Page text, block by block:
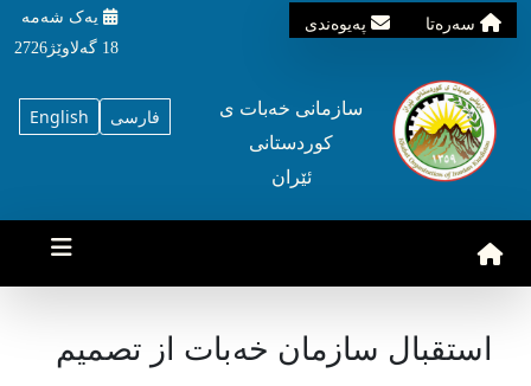
سه‌ره‌تا په‌یوه‌ندی
یه‌ک شه‌مه‌
18 گه‌لاوێژ2726
English فارسی
سازمانی خه‌بات ی
کوردستانی
ئێران
استقبال سازمان خەبات از تصمیم